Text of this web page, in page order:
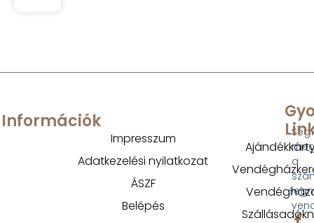
a
Információk
Impresszum
Adatkezelési nyilatkozat
ÁSZF
Belépés